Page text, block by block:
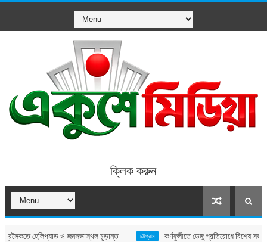
ক্লিক করুন
হেলিপ্যাড ও জনসভাস্থল চূড়ান্ত চট্টগ্রাম কর্ণফুলীতে ডেঙ্গু প্রতিরোধে বিশেষ সভা,